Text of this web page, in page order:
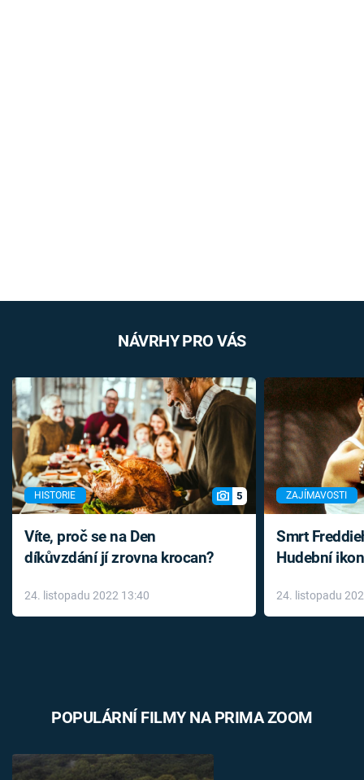
NÁVRHY PRO VÁS
HISTORIE 5
Víte, proč se na Den
díkůvzdání jí zrovna krocan?
24. listopadu 2022 13:40
ZAJÍMAVOSTI
Smrt
Hudební
léky
24. listopadu
POPULÁRNÍ FILMY NA PRIMA ZOOM